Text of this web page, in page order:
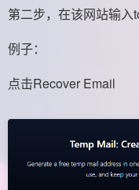
第二步，在该网站输
例子：
点击Recover Email